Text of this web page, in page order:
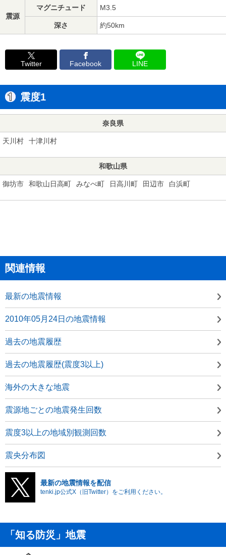
震源
マグニチュード M3.5
深さ 約50km
Twitter Facebook LINE
震度1
奈良県
天川村 十津川村
和歌山県
御坊市 和歌山日高町 みなべ町 日高川町 田辺市 白浜町
関連情報
最新の地震情報
2010年05月24日の地震情報
過去の地震履歴
過去の地震履歴(震度3以上)
海外の大きな地震
震源地ごとの地震発生回数
震度3以上の地域別観測回数
震央分布図
最新の地震情報を配信
tenki.jp公式X（旧Twitter）をご利用ください。
「知る防災」地震